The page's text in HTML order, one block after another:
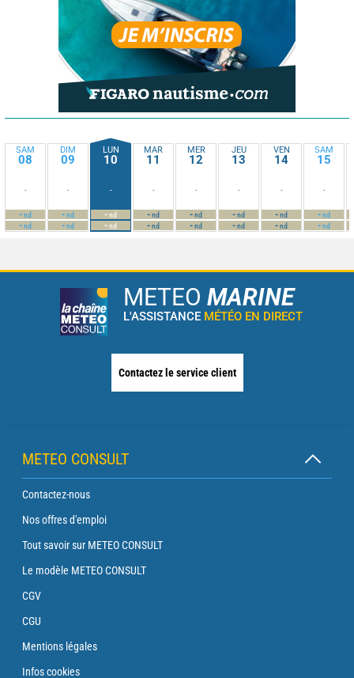
SAM
08
-
-nd
-nd
DIM
09
-
-nd
-nd
LUN
10
-
-nd
-nd
MAR
11
-
-nd
-nd
MER
12
-
-nd
-nd
JEU
13
-
-nd
-nd
VEN
14
-
-nd
-nd
SAM
15
-
-nd
-nd
METEO MARINE
L'ASSISTANCE MÉTÉO EN DIRECT
Contactez le service client
METEO CONSULT
Contactez-nous
Nos offres d'emploi
Tout savoir sur METEO CONSULT
Le modèle METEO CONSULT
CGV
CGU
Mentions légales
Infos cookies